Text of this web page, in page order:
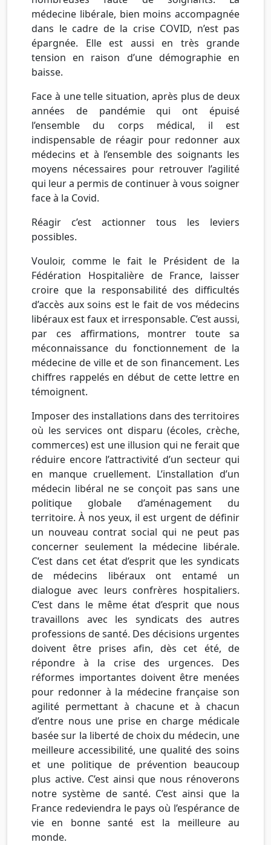
médecine libérale, bien moins accompagnée
dans le cadre de la crise COVID, n’est pas
épargnée. Elle est aussi en très grande
tension en raison d’une démographie en
baisse.
Face à une telle situation, après plus de deux
années de pandémie qui ont épuisé
l’ensemble du corps médical, il est
indispensable de réagir pour redonner aux
médecins et à l’ensemble des soignants les
moyens nécessaires pour retrouver l’agilité
qui leur a permis de continuer à vous soigner
face à la Covid.
Réagir c’est actionner tous les leviers
possibles.
Vouloir, comme le fait le Président de la
Fédération Hospitalière de France, laisser
croire que la responsabilité des difficultés
d’accès aux soins est le fait de vos médecins
libéraux est faux et irresponsable. C’est aussi,
par ces affirmations, montrer toute sa
méconnaissance du fonctionnement de la
médecine de ville et de son financement. Les
chiffres rappelés en début de cette lettre en
témoignent.
Imposer des installations dans des territoires
où les services ont disparu (écoles, crèche,
commerces) est une illusion qui ne ferait que
réduire encore l’attractivité d’un secteur qui
en manque cruellement. L’installation d’un
médecin libéral ne se conçoit pas sans une
politique globale d’aménagement du
territoire. À nos yeux, il est urgent de définir
un nouveau contrat social qui ne peut pas
concerner seulement la médecine libérale.
C’est dans cet état d’esprit que les syndicats
de médecins libéraux ont entamé un
dialogue avec leurs confrères hospitaliers.
C’est dans le même état d’esprit que nous
travaillons avec les syndicats des autres
professions de santé. Des décisions urgentes
doivent être prises afin, dès cet été, de
répondre à la crise des urgences. Des
réformes importantes doivent être menées
pour redonner à la médecine française son
agilité permettant à chacune et à chacun
d’entre nous une prise en charge médicale
basée sur la liberté de choix du médecin, une
meilleure accessibilité, une qualité des soins
et une politique de prévention beaucoup
plus active. C’est ainsi que nous rénoverons
notre système de santé. C’est ainsi que la
France redeviendra le pays où l’espérance de
vie en bonne santé est la meilleure au
monde.